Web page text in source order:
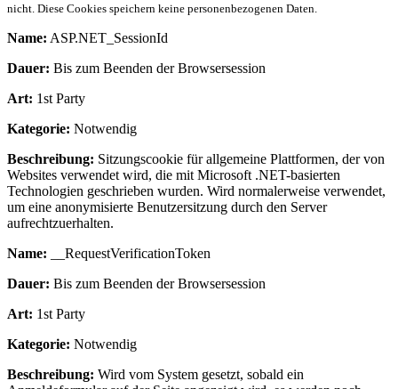
nicht. Diese Cookies speichern keine personenbezogenen Daten.
Name: ASP.NET_SessionId
Dauer: Bis zum Beenden der Browsersession
Art: 1st Party
Kategorie: Notwendig
Beschreibung: Sitzungscookie für allgemeine Plattformen, der von
Websites verwendet wird, die mit Microsoft .NET-basierten
Technologien geschrieben wurden. Wird normalerweise verwendet,
um eine anonymisierte Benutzersitzung durch den Server
aufrechtzuerhalten.
Name: __RequestVerificationToken
Dauer: Bis zum Beenden der Browsersession
Art: 1st Party
Kategorie: Notwendig
Beschreibung: Wird vom System gesetzt, sobald ein